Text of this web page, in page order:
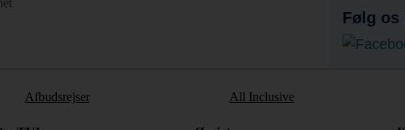
Følg os
Afbudsrejser All Inclusive